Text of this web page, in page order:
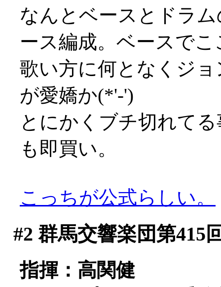
なんとベースとドラ
ース編成。ベースで
歌い方に何となくジ
が愛嬌か(*'-')
とにかくブチ切れて
も即買い。
こっちが公式らしい。
#2 群馬交響楽団第415
指揮：高関健